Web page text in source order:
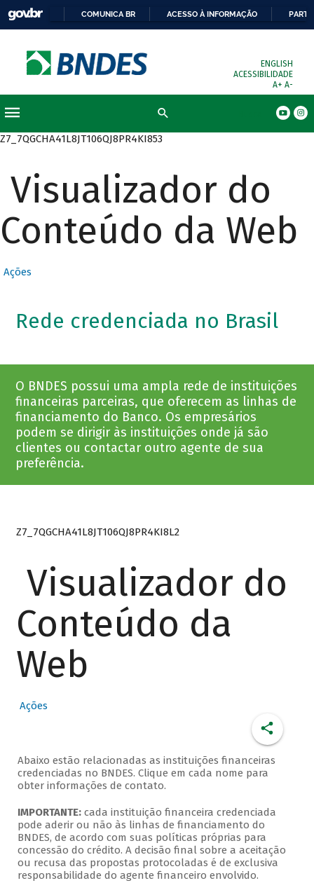
COMUNICA BR ACESSO À INFORMAÇÃO
ENGLISH
ACESSIBILIDADE
A+ A-
Z7_7QGCHA41L8JT106QJ8PR4KI853
Visualizador do
Conteúdo da Web
Ações
Rede credenciada no Brasil
O BNDES possui uma ampla rede de instituições
financeiras parceiras, que oferecem as linhas de
financiamento do Banco. Os empresários
podem se dirigir às instituições onde já são
clientes ou contactar outro agente de sua
preferência.
Z7_7QGCHA41L8JT106QJ8PR4KI8L2
Visualizador do
Conteúdo da
Web
Ações
Abaixo estão relacionadas as instituições financeiras
credenciadas no BNDES. Clique em cada nome para
obter informações de contato.
IMPORTANTE: cada instituição financeira credenciada
pode aderir ou não às linhas de financiamento do
BNDES, de acordo com suas políticas próprias para
concessão do crédito. A decisão final sobre a aceitação
ou recusa das propostas protocoladas é de exclusiva
responsabilidade do agente financeiro envolvido.